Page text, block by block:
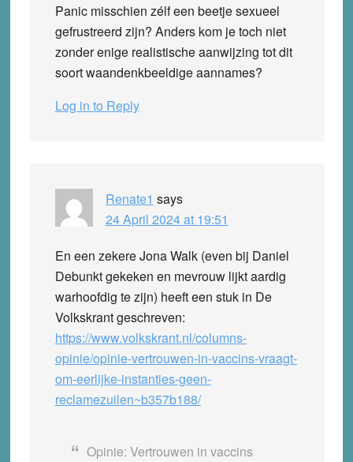
Panic misschien zélf een beetje sexueel
gefrustreerd zijn? Anders kom je toch niet
zonder enige realistische aanwijzing tot dit
soort waandenkbeeldige aannames?
Log in to Reply
Renate1 says
24 April 2024 at 19:51
En een zekere Jona Walk (even bij Daniel
Debunkt gekeken en mevrouw lijkt aardig
warhoofdig te zijn) heeft een stuk in De
Volkskrant geschreven:
https://www.volkskrant.nl/columns-
opinie/opinie-vertrouwen-in-vaccins-vraagt-
om-eerlijke-instanties-geen-
reclamezuilen~b357b188/
Opinie: Vertrouwen in vaccins